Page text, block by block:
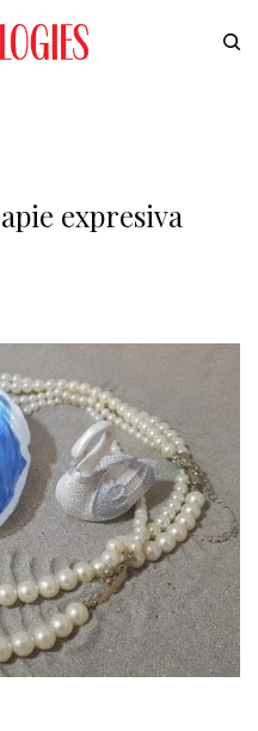
expresiva